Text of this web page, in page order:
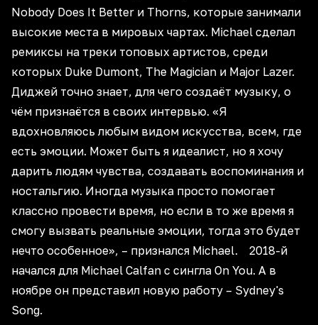
Nobody Does It Better и Thorns, которые занимали
высокие места в мировых чартах. Michael сделал
ремиксы на треки топовых артистов, среди
которых Duke Dumont, The Magician и Major Lazer.
Диджей точно знает, для чего создаёт музыку, о
чём признаётся в своих интервью. «Я
вдохновляюсь любым видом искусства, всем, где
есть эмоции. Может быть я идеалист, но я хочу
дарить людям чувства, создавать воспоминания и
ностальгию. Иногда музыка просто помогает
классно провести время, но если в то же время я
смогу вызвать реальные эмоции, тогда это будет
нечто особенное», – признался Michael. 2018-й
начался для Michael Calfan с сингла On You. А в
ноябре он представил новую работу – Sydney's
Song.